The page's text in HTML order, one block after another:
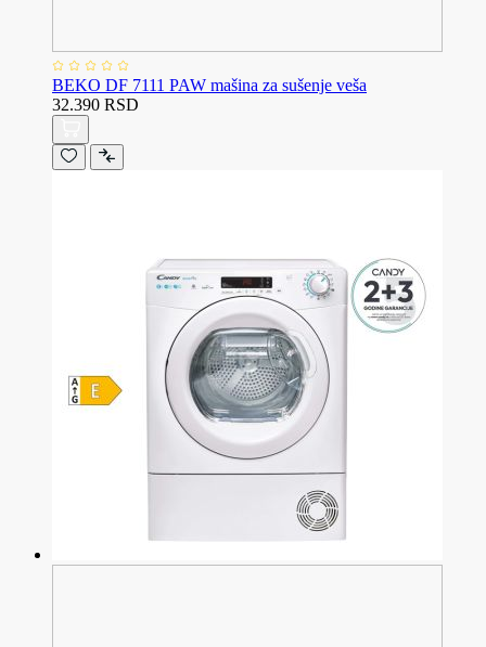
BEKO DF 7111 PAW mašina za sušenje veša
32.390 RSD